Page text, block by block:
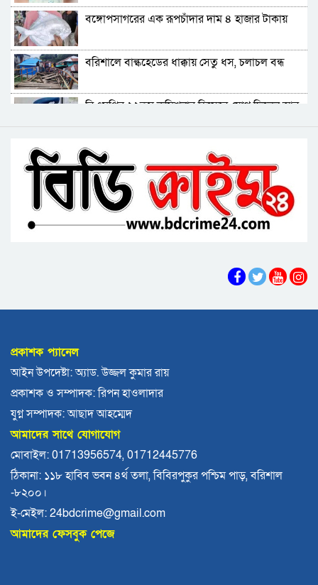
বরিশালে রাস্তার পাশ থেকে ৯ বস্তা সরকারি কম্বল
উদ্ধার
লোডশেডিংয়ে বিপর্যস্ত কুয়াকাটা, মুখ থুবড়ে পড়ছে
পর্যটন ব্যবসা
বরগুনায় মৃত ভেবে মিলাদ, ১৭ বছর পর বাড়ি ফিরলেন
বঙ্গোপসাগরের এক রূপচাঁদার দাম ৪ হাজার টাকায়
বরিশালে বাল্কহেডের ধাক্কায় সেতু ধস, চলাচল বন্ধ
বিএমপির ২২তম কমিশনার হিসেবে যোগ দিলেন আবু
বরিশাল থেকে যেন কোনো রোগীকে ঢাকায় যেতে না
হয়: ড. জিয়াউদ্দিন
পটুয়াখালীতে কুকুরকে পিটিয়ে হত্যা, আসামীকে ২০
হাজার টাকা জরিমানা
ভোলায় পঞ্চম শ্রেণির ছাত্রীকে সংঘবদ্ধ ধর্ষণের
লোডশেডিংয়ে বিপর্যস্ত কুয়াকাটা, মুখ থুবড়ে পড়ছে
পর্যটন ব্যবসা
বরগুনায় মৃত ভেবে মিলাদ, ১৭ বছর পর বাড়ি ফিরলেন
আলমগীর
ববি শিক্ষককে সাময়িক বরখাস্ত
আসামি গ্রেপ্তার
ঝালকাঠি নতুন কার্পেটিং সড়ক কেটে কালভার্ট নির্মাণ
প্রকাশক প্যানেল
আইন উপদেষ্টা: অ্যাড. উজ্জল কুমার রায়
প্রকাশক ও সম্পাদক: রিপন হাওলাদার
যুগ্ন সম্পাদক: আছাদ আহম্মেদ
আমাদের সাথে যোগাযোগ
মোবাইল: 01713956574, 01712445776
ঠিকানা: ১১৮ হাবিব ভবন ৪র্থ তলা, বিবিরপুকুর পশ্চিম পাড়, বরিশাল
-৮২০০।
ই-মেইল: 24bdcrime@gmail.com
আমাদের ফেসবুক পেজে